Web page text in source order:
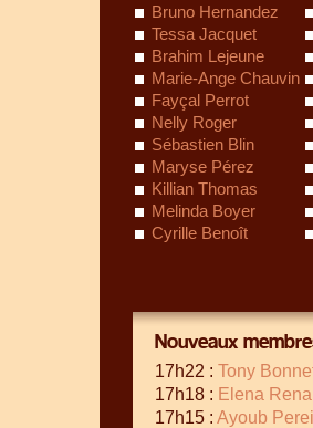
Bruno Hernandez
Tessa Jacquet
Brahim Lejeune
Marie-Ange Chauvin
Fayçal Perrot
Nelly Roger
Sébastien Blin
Maryse Pérez
Killian Thomas
Melinda Boyer
Cyrille Benoît
Nouveaux
17h22 : Tony
17h18 : Elena
17h15 : Ayoub